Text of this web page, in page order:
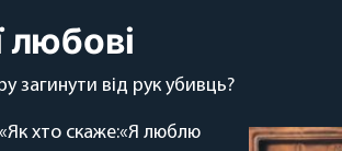
любові
загинути від рук убивць?
хто скаже:«Я люблю